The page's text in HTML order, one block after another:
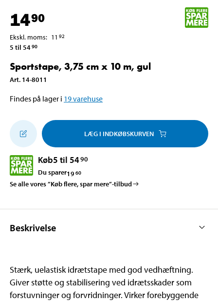
1490
Ekskl. moms: 11 92
5 til 5490
Sportstape, 3,75 cm x 10 m, gul
Art. 14-8011
Findes på lager i 19varehuse
LÆG I INDKØBSKURVEN
Køb5 til 5490
Du sparer19 60
Se alle vores ”Køb flere, spar mere”-tilbud
Beskrivelse
Stærk, uelastisk idrætstape med god vedhæftning.
Giver støtte og stabilisering ved idrætsskader som
forstuvninger og forvridninger. Virker forebyggende